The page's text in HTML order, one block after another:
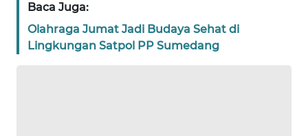
Baca Juga:
Olahraga Jumat Jadi Budaya Sehat di
Lingkungan Satpol PP Sumedang
WN
JAKARTA